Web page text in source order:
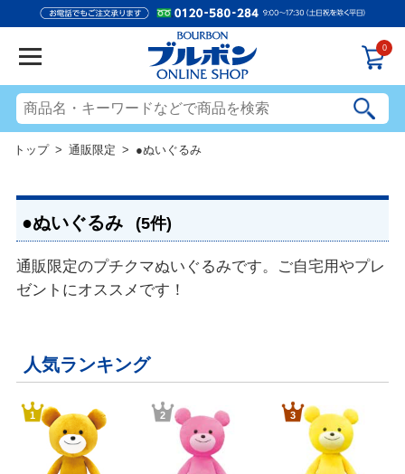
0
トップ> 通販限定 > ●ぬいぐるみ
●ぬいぐるみ (5件)
通販限定のプチクマぬいぐるみです。ご自宅用やプレ
ゼントにオススメです！
人気ランキング
1 2 3